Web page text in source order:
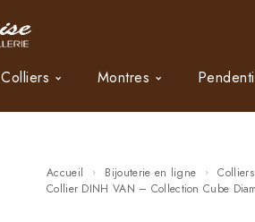
Colliers Montres
Accueil Bijouterie en ligne
Colliers
Collier DINH VAN – Collection Cube